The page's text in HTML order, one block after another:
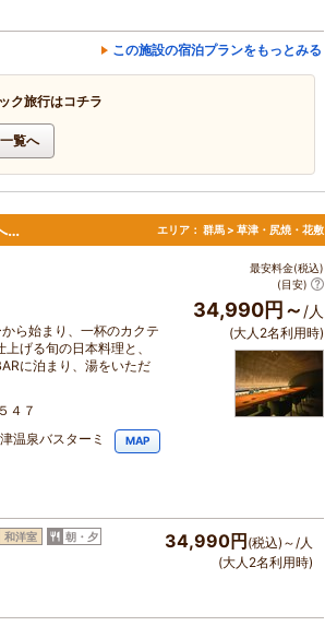
この施設の宿泊プランをもっとみる
ク旅行はコチラ
覧へ
… エリア： 群馬 > 草津・尻焼・花敷
ら始まり、一杯のカクテ
げる旬の日本料理と、
に泊まり、湯をいただ
４７
温泉バスターミ
MAP
最安料金(税込)
(目安)
34,990円～ /人
(大人2名利用時)
和洋室 朝・夕 34,990円 (税込)～/人
(大人2名利用時)